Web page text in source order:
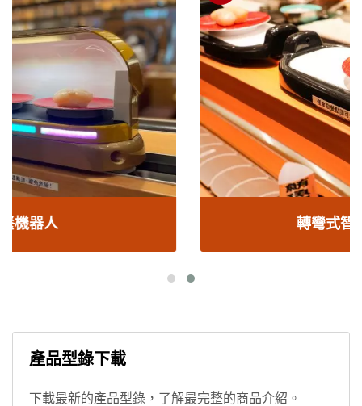
產品型錄下載
下載最新的產品型錄，了解最完整的商品介紹。